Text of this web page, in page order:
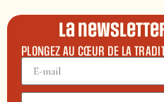
La
PLONGEZ AU CŒUR DE LA